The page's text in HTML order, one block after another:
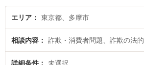
おります。
エリア 東京都、多摩市
相談内容 詐欺・消費者問題、詐欺の法
詳細条件 未選択